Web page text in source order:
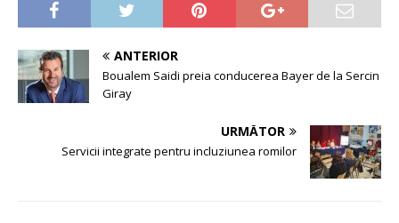
ANTERIOR
Boualem Saidi preia conducerea Bayer de la Sercin
Giray
URMĂTOR
Servicii integrate pentru incluziunea romilor